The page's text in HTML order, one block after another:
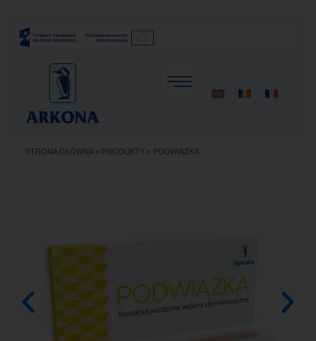
STRONA GŁÓWNA» PRODUKTY » PODWIĄZKA